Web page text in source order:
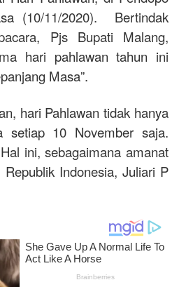
(10/11/2020). Bertindak
Pjs Bupati Malang,
hari pahlawan tahun ini
Masa”.
hari Pahlawan tidak hanya
setiap 10 November saja.
ini, sebagaimana amanat
Indonesia, Juliari P